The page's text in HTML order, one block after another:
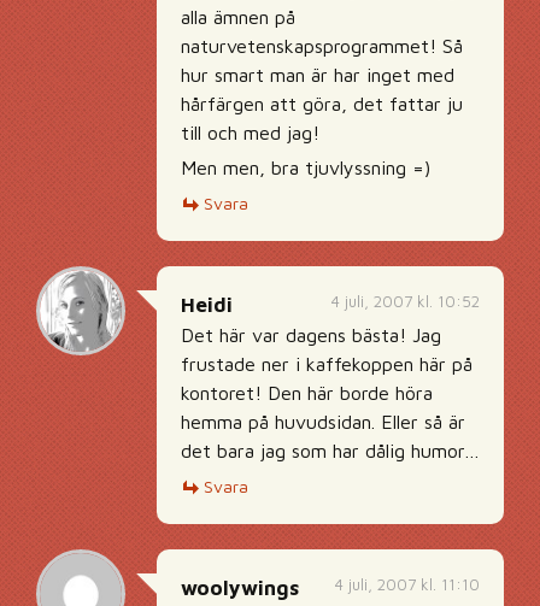
alla ämnen på
naturvetenskapsprogrammet! Så
hur smart man är har inget med
hårfärgen att göra, det fattar ju
till och med jag!
Men men, bra tjuvlyssning =)
Svara
4 juli, 2007 kl. 10:52
Heidi
Det här var dagens bästa! Jag
frustade ner i kaffekoppen här på
kontoret! Den här borde höra
hemma på huvudsidan. Eller så är
det bara jag som har dålig humor…
Svara
4 juli, 2007 kl. 11:10
woolywings